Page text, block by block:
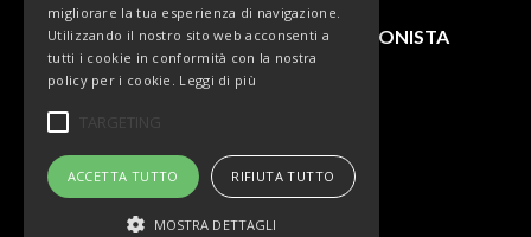
#TEAMBELTRAMI PROTAGONISTA
NEL WEEKEND PASQUALE
migliorare la tua esperienza di navigazione.
Utilizzando il nostro sito web acconsenti a
tutti i cookie in conformità con la nostra
policy per i cookie. Leggi di più
TARGETING
ACCETTA TUTTO RIFIUTA TUTTO
MOSTRA DETTAGLI